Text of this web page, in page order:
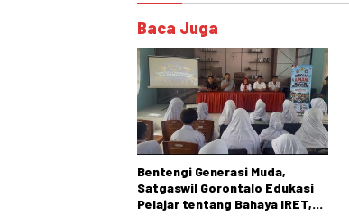
Baca Juga
Bentengi Generasi Muda,
Satgaswil Gorontalo Edukasi
Pelajar tentang Bahaya IRET,